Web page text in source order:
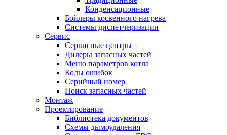
Конденсационные
Бойлеры косвенного нагрева
Системы диспетчеризации
Сервис
Сервисные центры
Дилеры запасных частей
Меню параметров котла
Коды ошибок
Серийный номер
Поиск запасных частей
Монтаж
Проектирование
Библиотека документов
Схемы дымоудаления